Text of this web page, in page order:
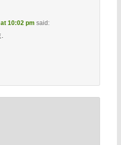
10:02 pm said:
.